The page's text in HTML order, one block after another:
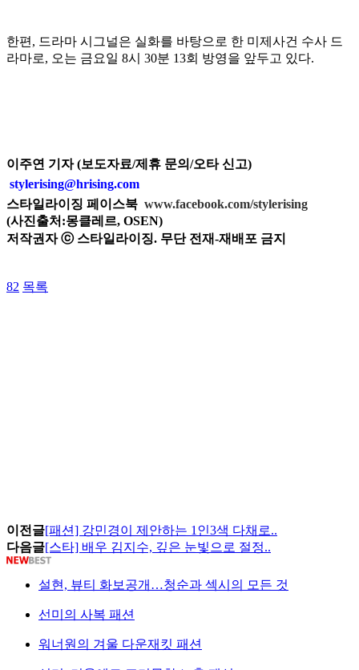
한편, 드라마 시그널은 실화를 바탕으로 한 미제사건 수사 드
라마로, 오는 금요일 8시 30분 13회 방영을 앞두고 있다.
이주연 기자 (보도자료/제휴 문의/오타 신고)
stylerising@hrising.com
스타일라이징 페이스북 www.facebook.com/stylerising
(사진출처:몽클레르, OSEN)
저작권자 ⓒ 스타일라이징. 무단 전재-재배포 금지
82 목록
이전글[패션] 강민경이 제안하는 1인3색 다채로..
다음글[스타] 배우 김지수, 깊은 눈빛으로 절정..
설현, 뷰티 화보공개…청순과 섹시의 모든 것
선미의 사복 패션
워너원의 겨울 다운재킷 패션